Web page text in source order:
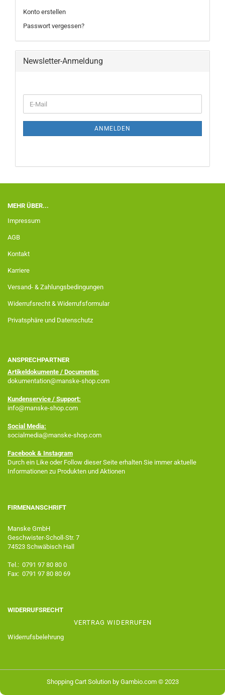
Konto erstellen
Passwort vergessen?
Newsletter-Anmeldung
ANMELDEN
MEHR ÜBER...
Impressum
AGB
Kontakt
Karriere
Versand- & Zahlungsbedingungen
Widerrufsrecht & Widerrufsformular
Privatsphäre und Datenschutz
ANSPRECHPARTNER
Artikeldokumente / Documents:
dokumentation@manske-shop.com
Kundenservice / Support:
info@manske-shop.com
Social Media:
socialmedia@manske-shop.com
Facebook & Instagram
Durch ein Like oder Follow dieser Seite erhalten Sie immer aktuelle
Informationen zu Produkten und Aktionen
FIRMENANSCHRIFT
Manske GmbH
Geschwister-Scholl-Str. 7
74523 Schwäbisch Hall
Tel.: 0791 97 80 80 0
Fax: 0791 97 80 80 69
WIDERRUFSRECHT
VERTRAG WIDERRUFEN
Widerrufsbelehrung
Shopping Cart Solutionby Gambio.com © 2023